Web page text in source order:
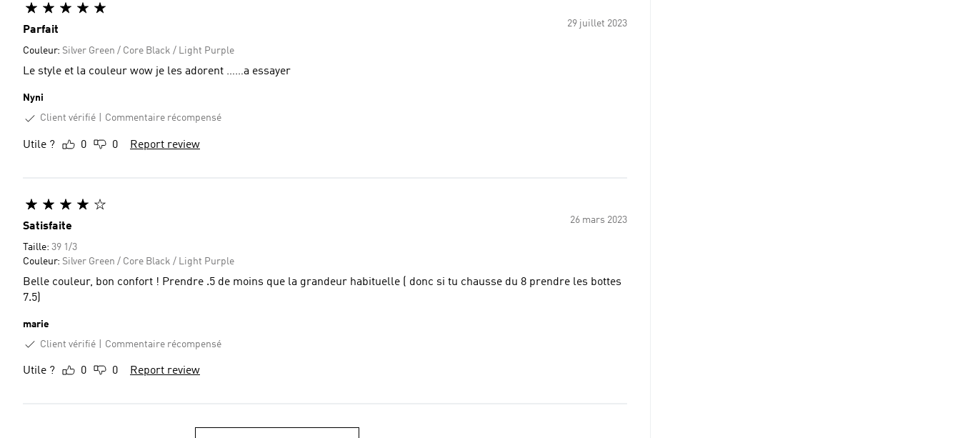
29 juillet 2023
Parfait
Couleur: Silver Green / Core Black / Light Purple
Le style et la couleur wow je les adorent ……a essayer
Nyni
Client vérifié
Commentaire récompensé
Utile ? 0 0 Report review
26 mars 2023
Satisfaite
Taille: 39 1/3
Couleur: Silver Green / Core Black / Light Purple
Belle couleur, bon confort ! Prendre .5 de moins que la grandeur habituelle ( donc si tu chausse du 8 prendre les bottes
7.5)
marie
Client vérifié
Commentaire récompensé
Utile ? 0 0 Report review